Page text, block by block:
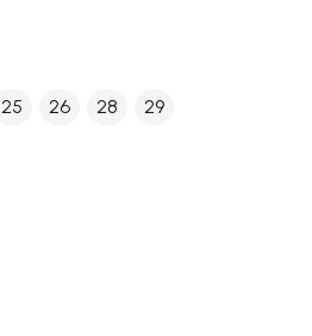
25 26 28 29